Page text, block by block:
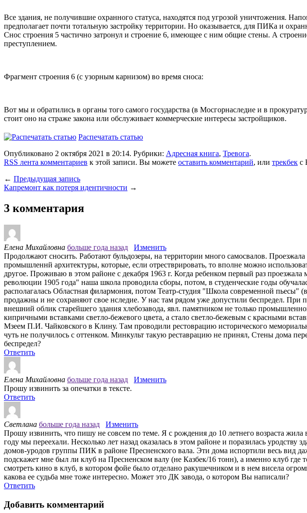
Все здания, не получившие охранного статуса, находятся под угрозой уничтожения.
предполагает почти тотальную застройку территории. Но оказывается, для ПИКа и
Снос строения 5 частично затронул и строение 6, имеющее с ним общие стены. А
преступлением.
Фрагмент строения 6 (с узорным карнизом) во время сноса:
Вот мы и обратились в органы того самого государства (в Мосгорнаследие и в
стоит оно на страже закона или обслуживает коммерческие интересы застройщиков.
Распечатать статью
Опубликовано 2 октября 2021 в 20:14. Рубрики: Адресная книга, Тревога.
RSS лента комментариев к этой записи. Вы можете оставить комментарий, или трекбек с
← Предыдущая запись
Капремонт как потеря идентичности →
3 комментария
Елена Михайловна больше года назад
Изменить
Продолжают сносить. Работают бульдозеры, на территории много самосвалов.
промышленнй архитектуры, которые, если отрестврировать, то вполне можно
другое. Проживаю в этом районе с декабря 1963 г. Когда ребенком первый раз
революции 1905 года" наша школа проводила сборы, потом, в студенческие годы
располагалась Областная филармония, потом Театр-студия "Школа современной пьесы"
продажны и не сохраняют свое нследие. У нас там рядом уже допустили беспредел.
внешний облик старейшего здания хлебозавода, явл. памятником не только
кипричными вставками светло-бежевого цвета, а стало светло-бежевым с красными
Мзеем П.И. Чайковского в Клину. Там проводили рестоврацию исторического
чуть не получилось с оттенком. Минкульт такую реставрацию не принял, Стены дома
беспредел?
Ответить
Елена Михайловна больше года назад
Изменить
Прошу извинить за опечатки в тексте.
Ответить
Светлана больше года назад
Изменить
Прошу извинить, что пишу не совсем по теме. Я с рождения до 10 летнего возраста
году мы переехали. Несколько лет назад оказалась в этом районе и поразилась
домов-уродов группы ПИК в районе Пресненского вала. Эти дома испортили весь вид
подскажет мне был ли клуб на Пресненском валу (не Казбек/16 тонн), а именно клуб
смотреть кино в клуб, в котором фойе было отделано ракушечником и в нем висела
какова ее судьба мне тоже интересно. Может это ДК завода, о котором Вы написали?
Ответить
Добавить комментарий